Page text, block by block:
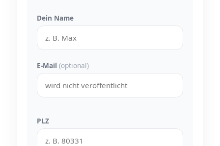
Dein Name
E-Mail (optional)
PLZ